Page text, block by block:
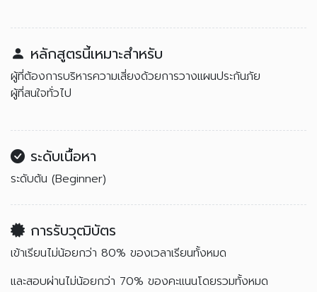
หลักสูตรนี้เหมาะสำหรับ
ผู้ที่ต้องการบริหารความเสี่ยงด้วยการวางแผนประกันภัย
ผู้ที่สนใจทั่วไป
ระดับเนื้อหา
ระดับต้น (Beginner)
การรับวุฒิบัตร
เข้าเรียนไม่น้อยกว่า 80% ของเวลาเรียนทั้งหมด
และสอบผ่านไม่น้อยกว่า 70% ของคะแนนโดยรวมทั้งหมด